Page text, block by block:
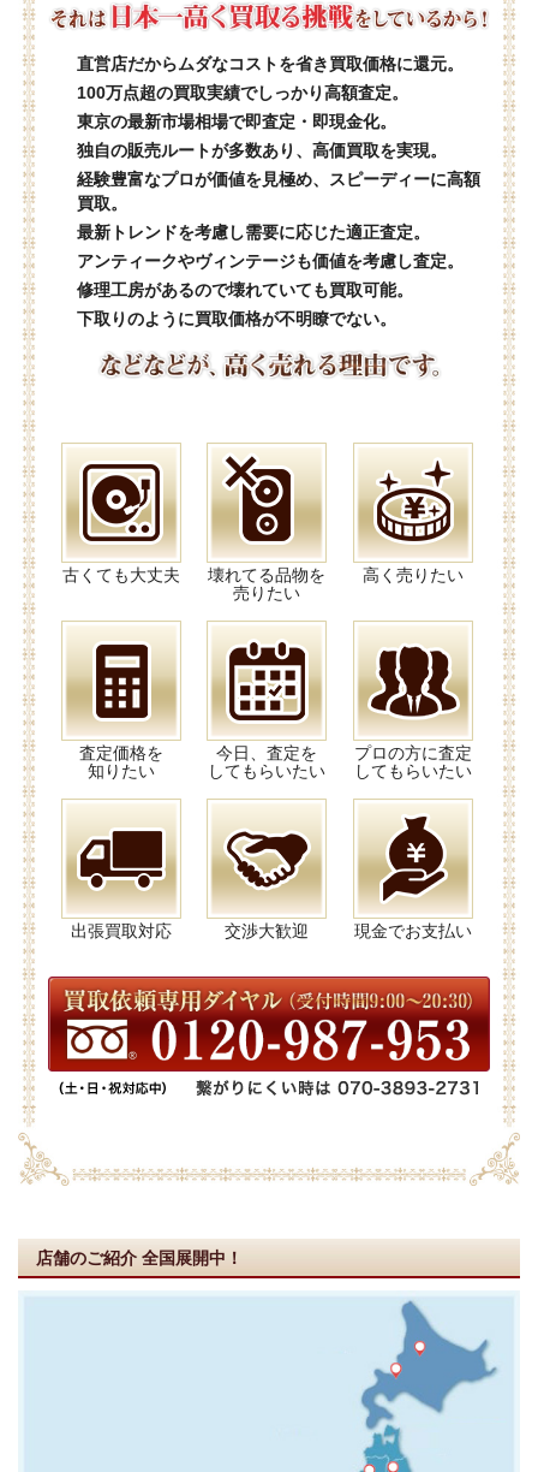
直営店だからムダなコストを省き買取価格に還元。
100万点超の買取実績でしっかり高額査定。
東京の最新市場相場で即査定・即現金化。
独自の販売ルートが多数あり、高価買取を実現。
経験豊富なプロが価値を見極め、スピーディーに高額
買取。
最新トレンドを考慮し需要に応じた適正査定。
アンティークやヴィンテージも価値を考慮し査定。
修理工房があるので壊れていても買取可能。
下取りのように買取価格が不明瞭でない。
古くても大丈夫
壊れてる品物を
売りたい
高く売りたい
査定価格を
知りたい
今日、査定を
してもらいたい
プロの方に査定
してもらいたい
出張買取対応 交渉大歓迎 現金でお支払い
店舗のご紹介 全国展開中！